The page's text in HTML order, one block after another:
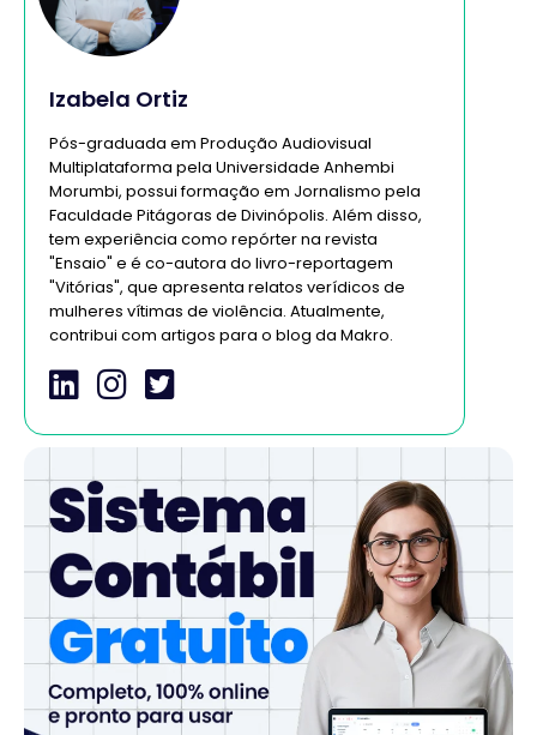
Izabela Ortiz
Pós-graduada em Produção Audiovisual
Multiplataforma pela Universidade Anhembi
Morumbi, possui formação em Jornalismo pela
Faculdade Pitágoras de Divinópolis. Além disso,
tem experiência como repórter na revista
"Ensaio" e é co-autora do livro-reportagem
"Vitórias", que apresenta relatos verídicos de
mulheres vítimas de violência. Atualmente,
contribui com artigos para o blog da Makro.